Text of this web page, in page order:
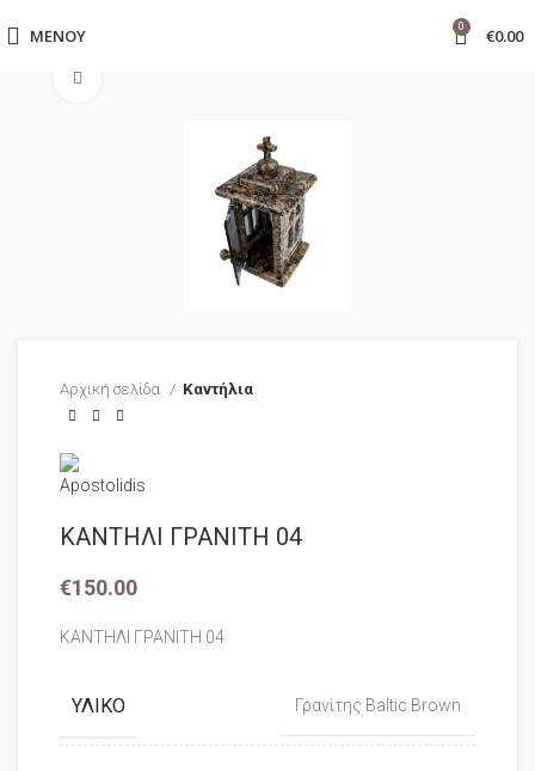
ΜΕΝΟΎ 0 €0.00
Αρχική σελίδα Καντήλια
ΚΑΝΤΗΛΙ ΓΡΑΝΙΤΗ 04
€150.00
ΚΑΝΤΗΛΙ ΓΡΑΝΙΤΗ 04
ΥΛΙΚΌ Γρανίτης Baltic Brown